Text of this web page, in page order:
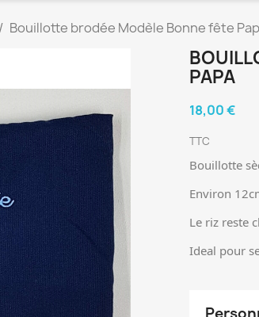
Bouillotte brodée Modèle Bonne fête
PAPA
18,00 €
TTC
Bouillotte
Environ
Le riz reste
Ideal pour